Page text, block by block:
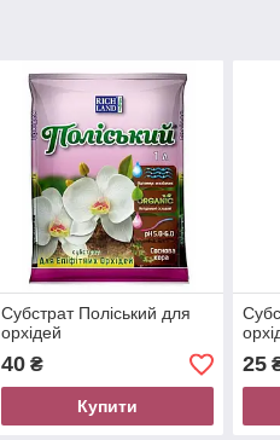
Субстрат Поліський для
орхідей
40₴
Купити
25